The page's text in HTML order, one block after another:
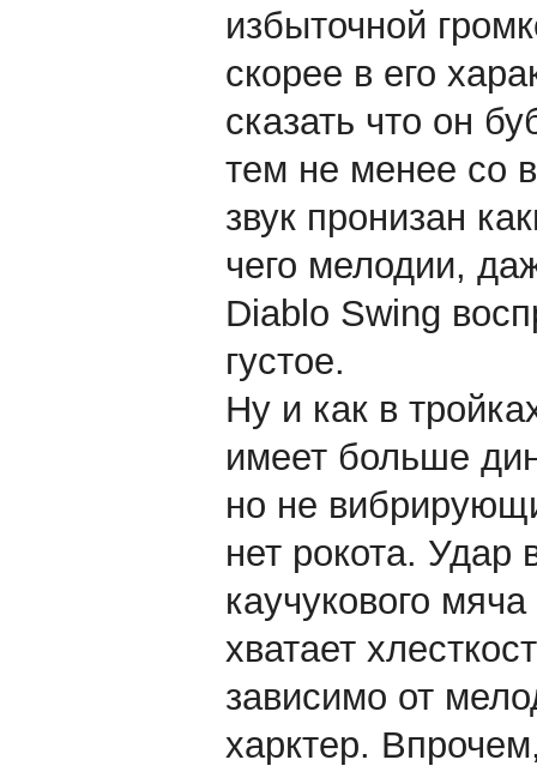
избыточной
скорее в его
сказать что он
тем не менее со
звук пронизан
чего мелодии,
Diablo Swing
густое.
Ну и как в
имеет больше
но не
нет рокота. Удар
каучукового
хватает
зависимо от
харктер.